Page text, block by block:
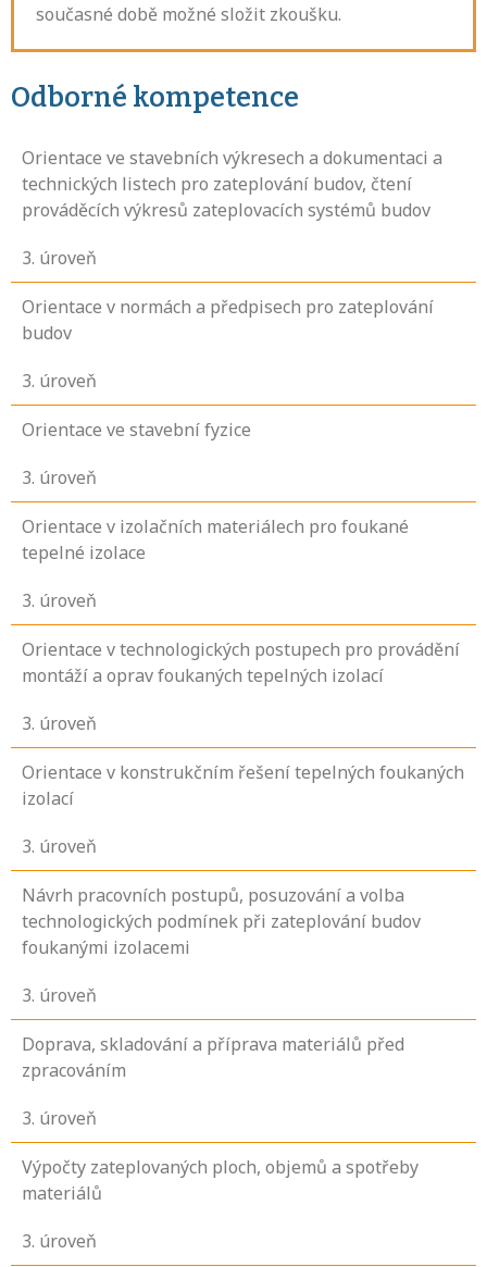
současné době možné složit zkoušku.
Odborné kompetence
Orientace ve stavebních výkresech a dokumentaci a
technických listech pro zateplování budov, čtení
prováděcích výkresů zateplovacích systémů budov
3. úroveň
Orientace v normách a předpisech pro zateplování
budov
3. úroveň
Orientace ve stavební fyzice
3. úroveň
Orientace v izolačních materiálech pro foukané
tepelné izolace
3. úroveň
Orientace v technologických postupech pro provádění
montáží a oprav foukaných tepelných izolací
3. úroveň
Orientace v konstrukčním řešení tepelných foukaných
izolací
3. úroveň
Návrh pracovních postupů, posuzování a volba
technologických podmínek při zateplování budov
foukanými izolacemi
3. úroveň
Doprava, skladování a příprava materiálů před
zpracováním
3. úroveň
Výpočty zateplovaných ploch, objemů a spotřeby
materiálů
3. úroveň